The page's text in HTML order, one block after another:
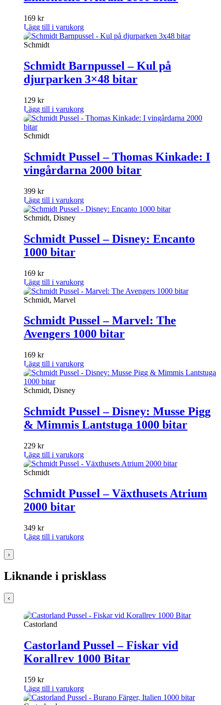
169 kr
Lägg till i varukorg
Schmidt
Schmidt Barnpussel – Kul på
djurparken 3×48 bitar
129 kr
Lägg till i varukorg
Schmidt
Schmidt Pussel – Thomas Kinkade: I
vingårdarna 2000 bitar
399 kr
Lägg till i varukorg
Schmidt, Disney
Schmidt Pussel – Disney: Encanto
1000 bitar
169 kr
Lägg till i varukorg
Schmidt, Marvel
Schmidt Pussel – Marvel: The
Avengers 1000 bitar
169 kr
Lägg till i varukorg
Schmidt, Disney
Schmidt Pussel – Disney: Musse Pigg
& Mimmis Lantstuga 1000 bitar
229 kr
Lägg till i varukorg
Schmidt
Schmidt Pussel – Växthusets Atrium
2000 bitar
349 kr
Lägg till i varukorg
›
Liknande i prisklass
‹
Castorland
Castorland Pussel – Fiskar vid
Korallrev 1000 Bitar
159 kr
Lägg till i varukorg